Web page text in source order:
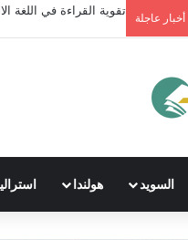
أخبار عاجلة
تقوية القراءة في اللغة
السويد هولندا